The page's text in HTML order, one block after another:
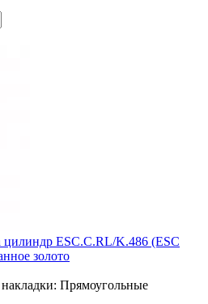
ESC.C.RL/K.486 (ESC
золото
Прямоугольные